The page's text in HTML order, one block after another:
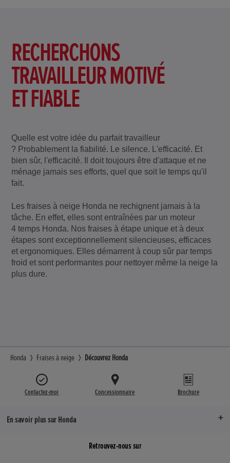
RECHERCHONS
TRAVAILLEUR MOTIVÉ
ET FIABLE
Quelle est votre idée du parfait travailleur
? Probablement la fiabilité. Le silence. L'efficacité. Et
bien sûr, l'efficacité. Il doit toujours être d'attaque et ne
ménage jamais ses efforts, quel que soit le temps qu'il
fait.
Les fraises à neige Honda ne rechignent jamais à la
tâche. En effet, elles sont entraînées par un moteur
4 temps Honda. Nos fraises à étape unique et à deux
étapes sont exceptionnellement silencieuses, efficaces
et ergonomiques. Elles démarrent à coup sûr par temps
froid et sont performantes pour nettoyer même la neige la
plus dure.
Honda Fraises à neige Découvrez Honda
Contactez-moi Concessionnaire Brochure
En savoir plus sur Honda
Retrouvez-nous sur